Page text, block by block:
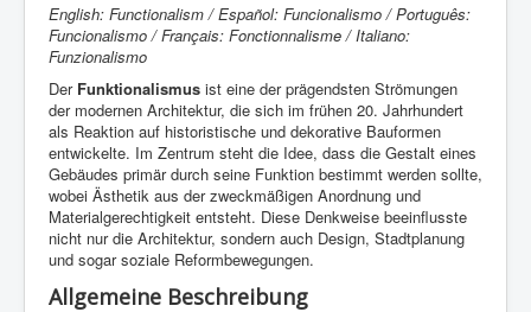
English: Functionalism / Español: Funcionalismo / Português:
Funcionalismo / Français: Fonctionnalisme / Italiano:
Funzionalismo
Der Funktionalismus ist eine der prägendsten Strömungen
der modernen Architektur, die sich im frühen 20. Jahrhundert
als Reaktion auf historistische und dekorative Bauformen
entwickelte. Im Zentrum steht die Idee, dass die Gestalt eines
Gebäudes primär durch seine Funktion bestimmt werden sollte,
wobei Ästhetik aus der zweckmäßigen Anordnung und
Materialgerechtigkeit entsteht. Diese Denkweise beeinflusste
nicht nur die Architektur, sondern auch Design, Stadtplanung
und sogar soziale Reformbewegungen.
Allgemeine Beschreibung